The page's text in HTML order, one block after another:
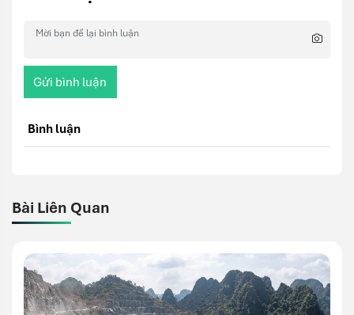
Gửi bình luận
Bình luận
Bài Liên Quan